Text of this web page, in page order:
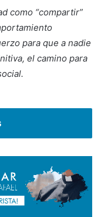
como “compartir”
para que a nadie
el camino para